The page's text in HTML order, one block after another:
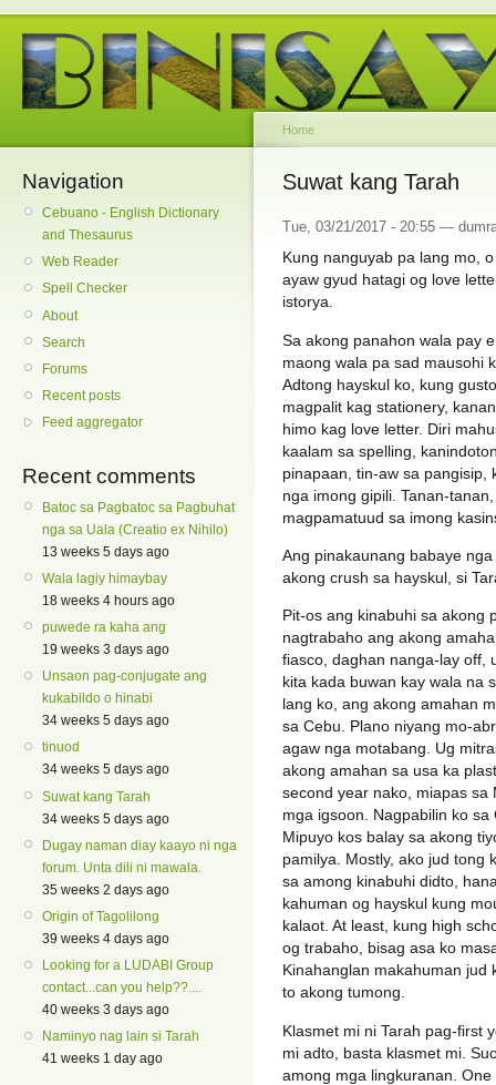
Navigation
Cebuano - English Dictionary
and Thesaurus
Web Reader
Spell Checker
About
Search
Forums
Recent posts
Feed aggregator
Recent comments
Batoc sa Pagbatoc sa Pagbuhat
nga sa Uala (Creatio ex Nihilo)
13 weeks 5 days ago
Wala lagiy himaybay
18 weeks 4 hours ago
puwede ra kaha ang
19 weeks 3 days ago
Unsaon pag-conjugate ang
kukabildo o hinabi
34 weeks 5 days ago
tinuod
34 weeks 5 days ago
Suwat kang Tarah
34 weeks 5 days ago
Dugay naman diay kaayo ni nga
forum. Unta dili ni mawala.
35 weeks 2 days ago
Origin of Tagolilong
39 weeks 4 days ago
Looking for a LUDABI Group
contact...can you help??....
40 weeks 3 days ago
Naminyo nag lain si Tarah
41 weeks 1 day ago
Home
Suwat kang Tarah
Tue, 03/21/2017 - 20:55 —
Kung nanguyab pa lang mo,
ayaw gyud hatagi og love
istorya.
Sa akong panahon wala pay
maong wala pa sad mausohi
Adtong hayskul ko, kung
magpalit kag stationery,
himo kag love letter. Diri
kaalam sa spelling,
pinapaan, tin-aw sa pangisip,
nga imong gipili. Tanan-
magpamatuud sa imong
Ang pinakaunang babaye
akong crush sa hayskul, si
Pit-os ang kinabuhi sa akong
nagtrabaho ang akong
fiasco, daghan nanga-lay off,
kita kada buwan kay wala na
lang ko, ang akong amahan
sa Cebu. Plano niyang mo-
agaw nga motabang. Ug
akong amahan sa usa ka
second year nako, miapas sa
mga igsoon. Nagpabilin ko
Mipuyo kos balay sa akong
pamilya. Mostly, ako jud tong
sa among kinabuhi didto,
kahuman og hayskul kung
kalaot. At least, kung high
og trabaho, bisag asa ko
Kinahanglan makahuman jud
to akong tumong.
Klasmet mi ni Tarah pag-first
mi adto, basta klasmet mi.
among mga lingkuranan.